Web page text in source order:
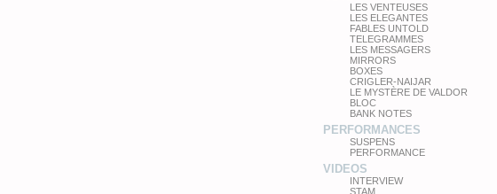
LES VENTEUSES
LES ELEGANTES
FABLES UNTOLD
TELEGRAMMES
LES MESSAGERS
MIRRORS
BOXES
CRIGLER-NAIJAR
LE MYSTÈRE DE VALDOR
BLOC
BANK NOTES
PERFORMANCES
SUSPENS
PERFORMANCE
VIDEOS
INTERVIEW
STAM